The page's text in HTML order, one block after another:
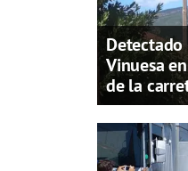
Vinuesa
de la